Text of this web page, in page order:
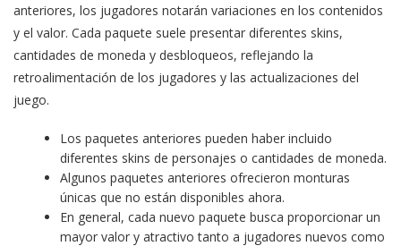
anteriores, los jugadores notarán variaciones en los contenidos
y el valor. Cada paquete suele presentar diferentes skins,
cantidades de moneda y desbloqueos, reflejando la
retroalimentación de los jugadores y las actualizaciones del
juego.
Los paquetes anteriores pueden haber incluido
diferentes skins de personajes o cantidades de moneda.
Algunos paquetes anteriores ofrecieron monturas
únicas que no están disponibles ahora.
En general, cada nuevo paquete busca proporcionar un
mayor valor y atractivo tanto a jugadores nuevos como